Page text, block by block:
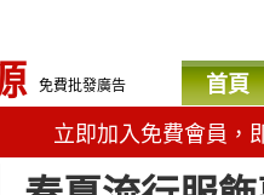
免費批發廣告 首頁
立即加入免費會員，